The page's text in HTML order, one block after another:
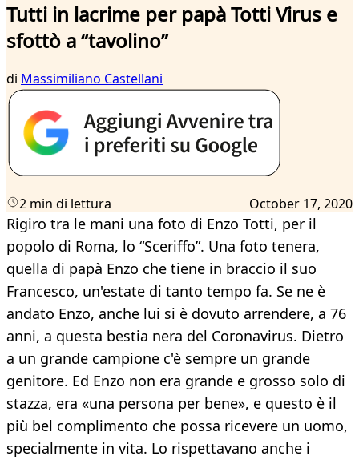
Tutti in lacrime per papà Totti Virus e
sfottò a “tavolino”
di Massimiliano Castellani
2 min di lettura October 17, 2020
Rigiro tra le mani una foto di Enzo Totti, per il
popolo di Roma, lo “Sceriffo”. Una foto tenera,
quella di papà Enzo che tiene in braccio il suo
Francesco, un'estate di tanto tempo fa. Se ne è
andato Enzo, anche lui si è dovuto arrendere, a 76
anni, a questa bestia nera del Coronavirus. Dietro
a un grande campione c'è sempre un grande
genitore. Ed Enzo non era grande e grosso solo di
stazza, era «una persona per bene», e questo è il
più bel complimento che possa ricevere un uomo,
specialmente in vita. Lo rispettavano anche i